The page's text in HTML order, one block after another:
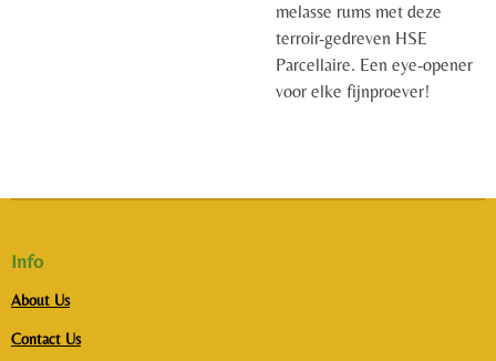
melasse rums met deze
terroir-gedreven HSE
Parcellaire. Een eye-opener
voor elke fijnproever!
Info
About Us
Contact Us